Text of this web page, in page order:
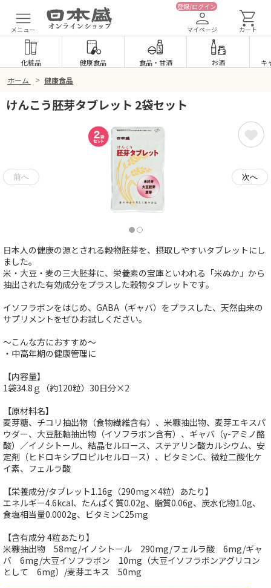
メニュー
登録/ログイン
マイページ カート
化粧品 健康食品 食品・ 甘酒 お酒 キ
ホーム > 健康食品
けんこう胚芽タブレット 2袋セット
日本人の健康の源とされる穀物胚芽を、摂取しやすいタブレットにし
ました。
米・大豆・麦の三大胚芽に、栄養素の宝庫といわれる「米ぬか」から
抽出された有効成分をプラスした穀物タブレットです。
イソフラボンをはじめ、GABA（ギャバ）をプラスした、天然由来の
サプリメントをぜひお試しください。
～こんな方におすすめ～
・中高年期の健康管理に
【内容量】
1袋34.8ｇ（約120粒）30日分×2
【原材料名】
麦芽糖、チコリ抽出物（食物繊維含有）、米糠抽出物、麦芽エキスパ
ウダー、大豆胚軸抽出物（イソフラボン含有）、ギャバ（γ-アミノ酪
酸）／イノシトール、結晶セルロース、ステアリン酸カルシウム、安
定剤（ヒドロキシプロピルセルロース）、ビタミンC、微粒二酸化ケ
イ素、フェルラ酸
【栄養成分/タブレット1.16g（290mg×4粒）あたり】
エネルギー4.6kcal、たんぱく質0.02g、脂質0.06g、炭水化物1.0g、
食塩相当量0.0002g、ビタミンC25mg
【含有成分 4粒あたり】
米糠抽出物 58mg/イノシトール 290mg/フェルラ酸 6mg/ギャ
バ 6mg/大豆イソフラボン 10mg（大豆イソフラボンアグリコン
として 6mg）/麦芽エキス 50mg